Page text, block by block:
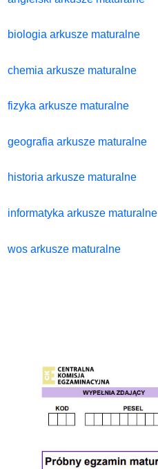
biologia arkusze maturalne
chemia arkusze maturalne
fizyka arkusze maturalne
geografia arkusze maturalne
historia arkusze maturalne
informatyka arkusze maturalne
wos arkusze maturalne